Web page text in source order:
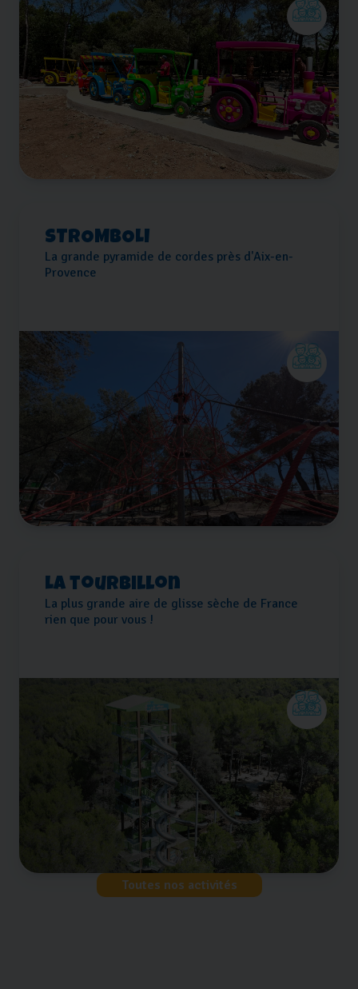
STROMBOLI
La grande pyramide de cordes près d'Aix-en-
Provence
La tourbillon
La plus grande aire de glisse sèche de France
rien que pour vous !
Toutes nos activités